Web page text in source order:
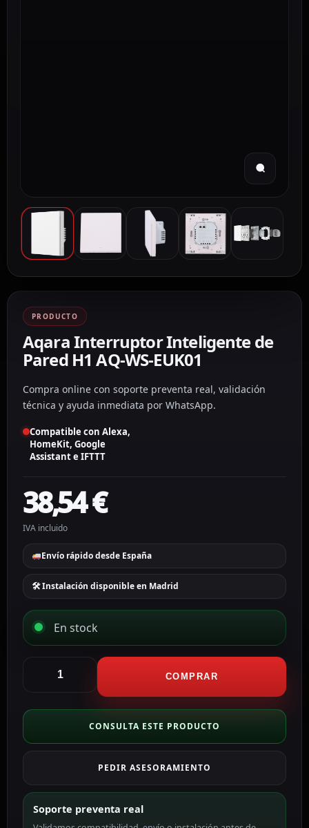
PRODUCTO
Aqara Interruptor Inteligente de
Pared H1 AQ-WS-EUK01
Compra online con soporte preventa real, validación
técnica y ayuda inmediata por WhatsApp.
Compatible con Alexa,
HomeKit, Google
Assistant e IFTTT
38,54€
IVA incluido
Envío rápido desde España
🛠 Instalación disponible en Madrid
En stock
Interruptor
de
H1
AQ-
EUK01
cantidad
COMPRAR
CONSULTA ESTE PRODUCTO
PEDIR ASESORAMIENTO
Soporte preventa real